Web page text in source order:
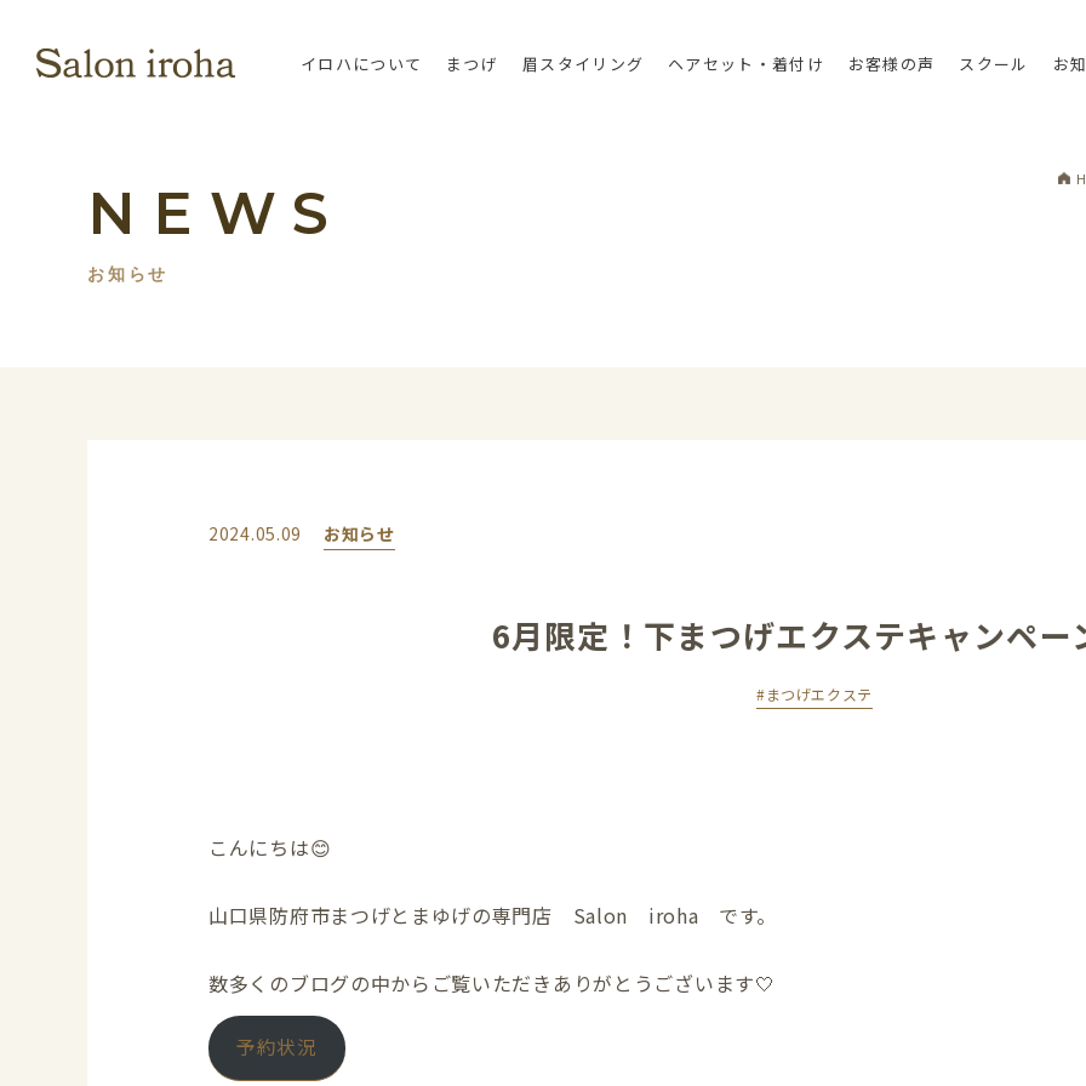
イロハについて まつげ 眉スタイリング ヘアセット・着付け お客様の声 スクール お
NEWS
お知らせ
2024.05.09 お知らせ
6月限定！下まつげエクステキャンペ
#まつげエクステ
こんにちは😊
山口県防府市まつげとまゆげの専門店 Salon iroha です。
数多くのブログの中からご覧いただきありがとうございます🤍
予約状況